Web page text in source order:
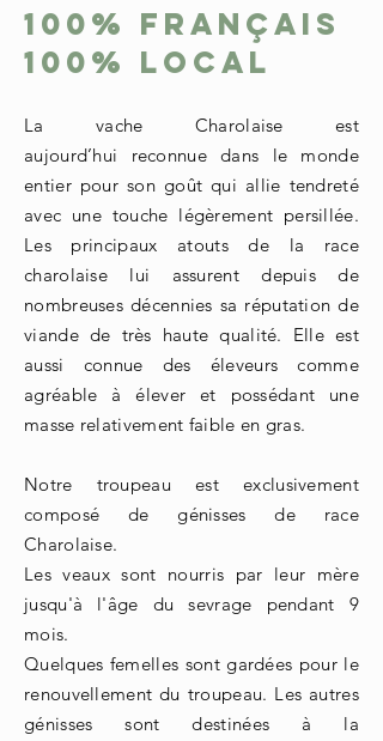
100% Français
100% Local
La vache Charolaise est
aujourd’hui reconnue dans le monde
entier pour son goût qui allie tendreté
avec une touche légèrement persillée.
Les principaux atouts de la race
charolaise lui assurent depuis de
nombreuses décennies sa réputation de
viande de très haute qualité. Elle est
aussi connue des éleveurs comme
agréable à élever et possédant une
masse relativement faible en gras.
Notre troupeau est exclusivement
composé de génisses de race
Charolaise.
Les veaux sont nourris par leur mère
jusqu'à l'âge du sevrage pendant 9
mois.
Quelques femelles sont gardées pour le
renouvellement du troupeau. Les autres
génisses sont destinées à la